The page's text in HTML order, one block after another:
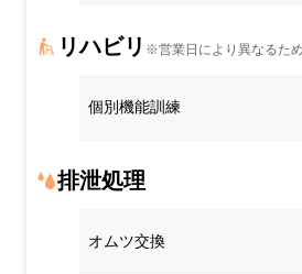
リハビリ ※営業日により異なるた
個別機能訓練
排泄処理
オムツ交換